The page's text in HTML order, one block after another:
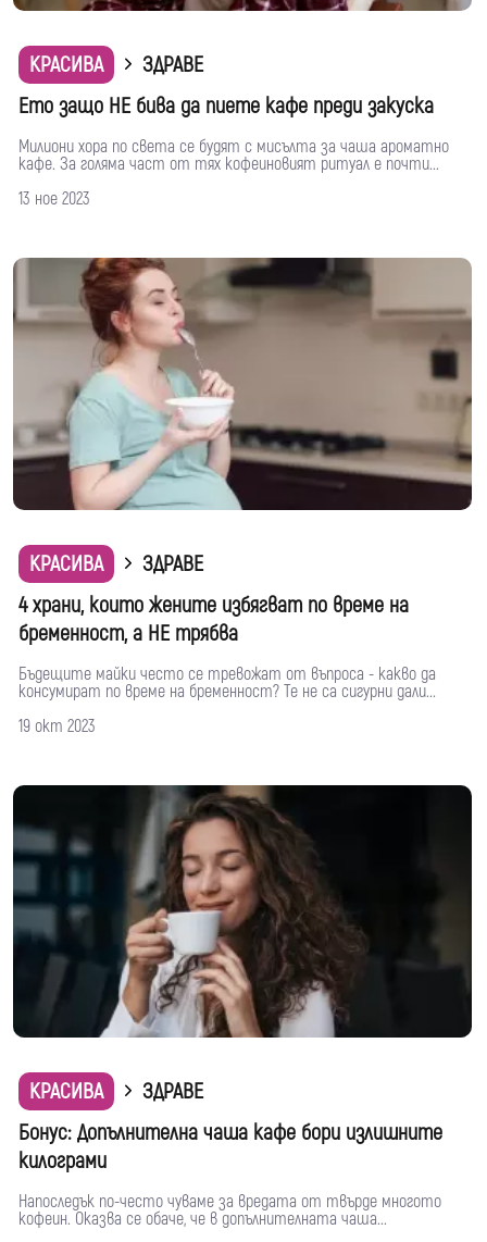
КРАСИВА
ЗДРАВЕ
Ето защо НЕ бива да пиете кафе преди закуска
Милиони хора по света се будят с мисълта за чаша ароматно
кафе. За голяма част от тях кофеиновият ритуал е почти...
13 ное 2023
КРАСИВА
ЗДРАВЕ
4 храни, които жените избягват по време на
бременност, а НЕ трябва
Бъдещите майки често се тревожат от въпроса - какво да
консумират по време на бременност? Те не са сигурни дали...
19 окт 2023
КРАСИВА
ЗДРАВЕ
Бонус: Допълнителна чаша кафе бори излишните
килограми
Напоследък по-често чуваме за вредата от твърде многото
кофеин. Оказва се обаче, че в допълнителната чаша...